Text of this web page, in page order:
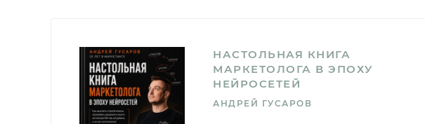
НАСТОЛЬНАЯ КНИГА
МАРКЕТОЛОГА В ЭПОХУ
НЕЙРОСЕТЕЙ
АНДРЕЙ ГУСАРОВ